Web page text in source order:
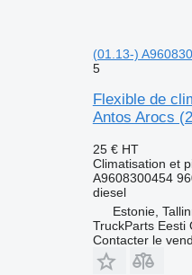
(01.13-)
5
Flexible de
Antos Arocs
25 € HT
Climatisation et
A9608300454
diesel
Estonie,
TruckParts Eesti
Contacter le